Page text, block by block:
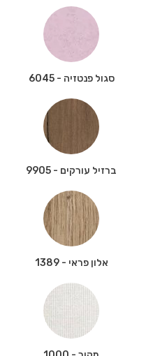
סגול פנטזיה - 6045
ברזיל עורקים - 9905
אלון פראי - 1389